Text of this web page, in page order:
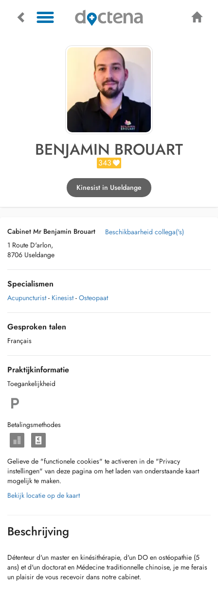
BENJAMIN BROUART
343
Kinesist in Useldange
Cabinet Mr Benjamin Brouart
1 Route D'arlon,
8706 Useldange
Beschikbaarheid collega('s)
Specialismen
Acupuncturist - Kinesist - Osteopaat
Gesproken talen
Français
Praktijkinformatie
Toegankelijkheid
Betalingsmethodes
Gelieve de "functionele cookies" te activeren in de "Privacy
instellingen" van deze pagina om het laden van onderstaande kaart
mogelijk te maken.
Bekijk locatie op de kaart
Beschrijving
Détenteur d'un master en kinésithérapie, d'un DO en ostéopathie (5
ans) et d'un doctorat en Médecine traditionnelle chinoise, je me ferais
un plaisir de vous recevoir dans notre cabinet.